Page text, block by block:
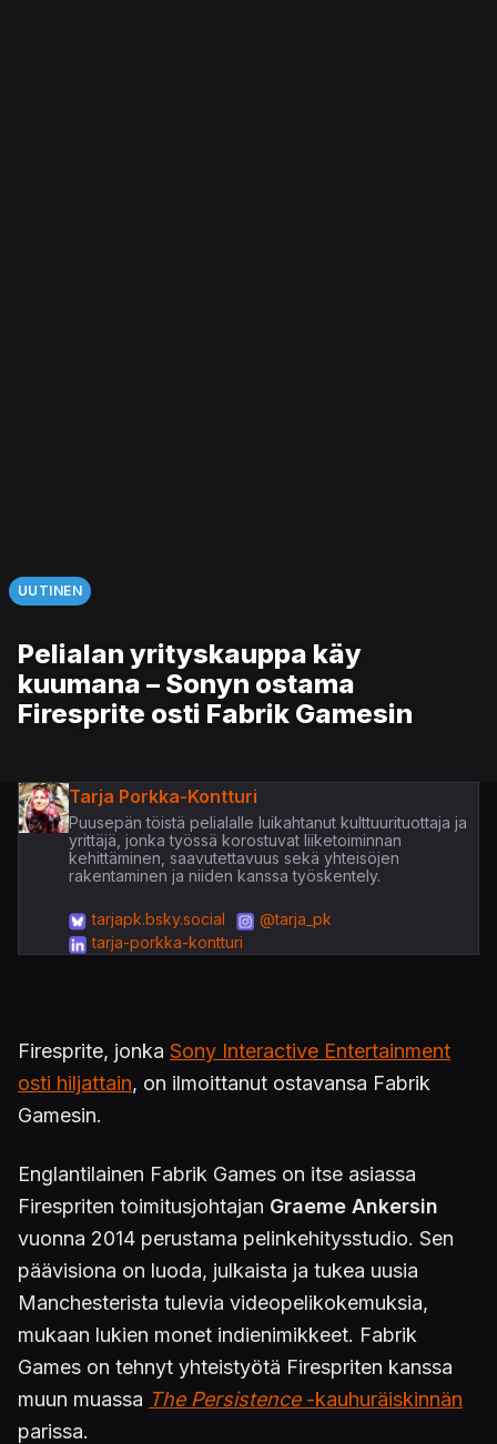
UUTINEN
Pelialan yrityskauppa käy
kuumana – Sonyn ostama
Firesprite osti Fabrik Gamesin
Tarja Porkka-Kontturi
Puusepän töistä pelialalle luikahtanut kulttuurituottaja ja
yrittäjä, jonka työssä korostuvat liiketoiminnan
kehittäminen, saavutettavuus sekä yhteisöjen
rakentaminen ja niiden kanssa työskentely.
tarjapk.bsky.social
@tarja_pk
tarja-porkka-kontturi
Firesprite, jonka Sony Interactive Entertainment
osti hiljattain, on ilmoittanut ostavansa Fabrik
Gamesin.
Englantilainen Fabrik Games on itse asiassa
Firespriten toimitusjohtajan Graeme Ankersin
vuonna 2014 perustama pelinkehitysstudio. Sen
päävisiona on luoda, julkaista ja tukea uusia
Manchesterista tulevia videopelikokemuksia,
mukaan lukien monet indienimikkeet. Fabrik
Games on tehnyt yhteistyötä Firespriten kanssa
muun muassa The Persistence-kauhuräiskinnän
parissa.